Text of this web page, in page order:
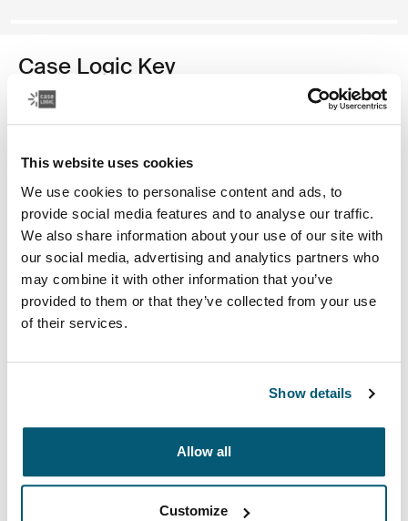
This website uses cookies
We use cookies to personalise content and ads, to
provide social media features and to analyse our traffic.
We also share information about your use of our site with
our social media, advertising and analytics partners who
may combine it with other information that you’ve
provided to them or that they’ve collected from your use
of their services.
Show details
Allow all
Customize
Case Logic Key
mochila plus
Color
Case Logic Key Backpack Plus Negro (selected)
capacidad y protección para una computadora portátil
Todas las características